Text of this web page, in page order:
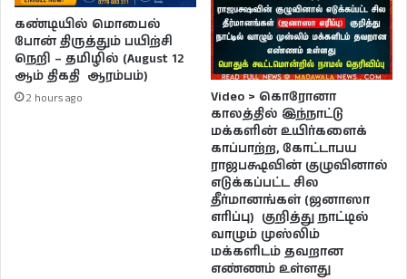
கண்டியில் மொபைல்
போன் திருத்தும் பயிற்சி
நெறி – தமிழில் (August 12
ஆம் திகதி ஆரம்பம்)
2 hours ago
Video > கொரோனா
காலத்தில் இந்நாட்டு
மக்களின் உயிர்களைக்
காப்பாற்ற, கோட்டாபய
ராஜபக்ஷவின் குழுவினால்
எடுக்கப்பட்ட சில
தீர்மானங்கள் (ஜனாஸா
எரிப்பு) குறித்து நாட்டில்
வாழும் முஸ்லிம்
மக்களிடம் தவறான
எண்ணம் உள்ளது